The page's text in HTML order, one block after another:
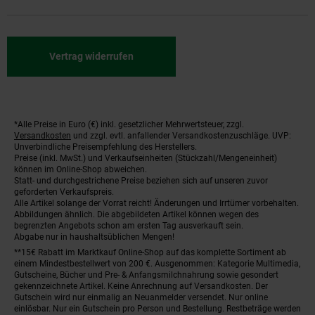
Vertrag widerrufen
Fußnoten
*Alle Preise in Euro (€) inkl. gesetzlicher Mehrwertsteuer, zzgl.
Versandkosten und zzgl. evtl. anfallender Versandkostenzuschläge. UVP:
Unverbindliche Preisempfehlung des Herstellers.
Preise (inkl. MwSt.) und Verkaufseinheiten (Stückzahl/Mengeneinheit)
können im Online-Shop abweichen.
Statt- und durchgestrichene Preise beziehen sich auf unseren zuvor
geforderten Verkaufspreis.
Alle Artikel solange der Vorrat reicht! Änderungen und Irrtümer vorbehalten.
Abbildungen ähnlich. Die abgebildeten Artikel können wegen des
begrenzten Angebots schon am ersten Tag ausverkauft sein.
Abgabe nur in haushaltsüblichen Mengen!
**15€ Rabatt im Marktkauf Online-Shop auf das komplette Sortiment ab
einem Mindestbestellwert von 200 €. Ausgenommen: Kategorie Multimedia,
Gutscheine, Bücher und Pre- & Anfangsmilchnahrung sowie gesondert
gekennzeichnete Artikel. Keine Anrechnung auf Versandkosten. Der
Gutschein wird nur einmalig an Neuanmelder versendet. Nur online
einlösbar. Nur ein Gutschein pro Person und Bestellung. Restbeträge werden